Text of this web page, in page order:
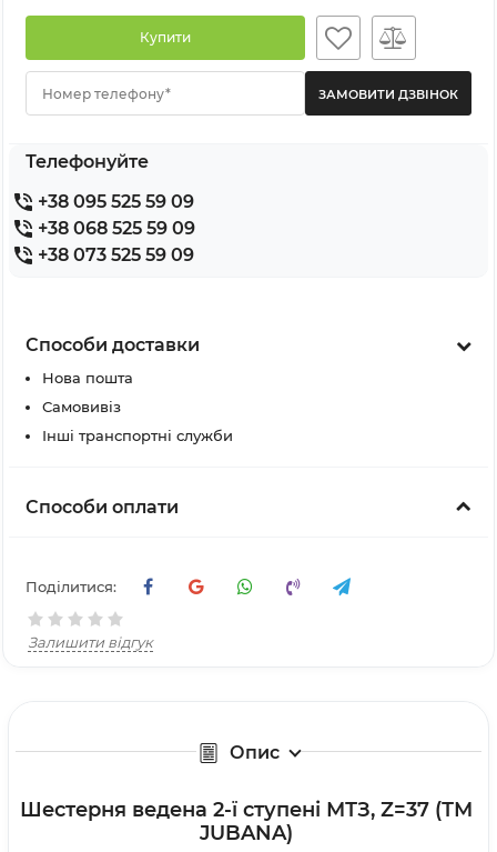
Купити
Номер телефону*
Телефонуйте
+38 095 525 59 09
+38 068 525 59 09
+38 073 525 59 09
Способи доставки
Нова пошта
Самовивіз
Інші транспортні служби
Способи оплати
Поділитися:
Залишити відгук
Опис
Шестерня ведена 2-ї ступені МТЗ, Z=37 (ТМ
JUBANA)